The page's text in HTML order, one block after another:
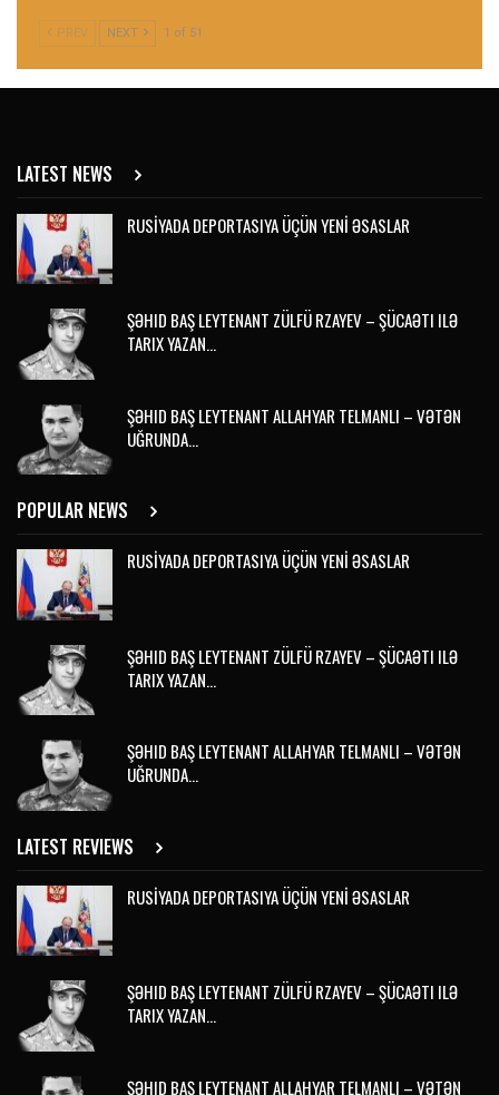
PREV NEXT 1 of 51
LATEST NEWS
RUSİYADA DEPORTASIYA ÜÇÜN YENİ ƏSASLAR
ŞƏHID BAŞ LEYTENANT ZÜLFÜ RZAYEV – ŞÜCAƏTI ILƏ
TARIX YAZAN…
ŞƏHID BAŞ LEYTENANT ALLAHYAR TELMANLI – VƏTƏN
UĞRUNDA…
POPULAR NEWS
RUSİYADA DEPORTASIYA ÜÇÜN YENİ ƏSASLAR
ŞƏHID BAŞ LEYTENANT ZÜLFÜ RZAYEV – ŞÜCAƏTI ILƏ
TARIX YAZAN…
ŞƏHID BAŞ LEYTENANT ALLAHYAR TELMANLI – VƏTƏN
UĞRUNDA…
LATEST REVIEWS
RUSİYADA DEPORTASIYA ÜÇÜN YENİ ƏSASLAR
ŞƏHID BAŞ LEYTENANT ZÜLFÜ RZAYEV – ŞÜCAƏTI ILƏ
TARIX YAZAN…
ŞƏHID BAŞ LEYTENANT ALLAHYAR TELMANLI – VƏTƏN